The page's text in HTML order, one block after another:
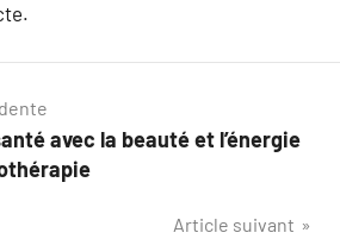
avec la beauté et l’énergie
Article suivant